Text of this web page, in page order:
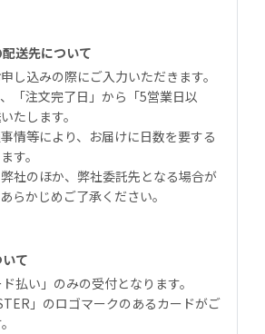
送先について
し込みの際にご入力いただきます。
「注文完了日」から「5営業日以
たします。
情等により、お届けに日数を要する
す。
社のほか、弊社委託先となる場合が
らかじめご了承ください。
て
払い」のみの受付となります。
」のロゴマークのあるカードがご